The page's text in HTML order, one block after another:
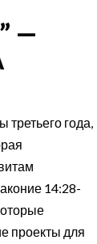
—
года,
14:28-
проекты для